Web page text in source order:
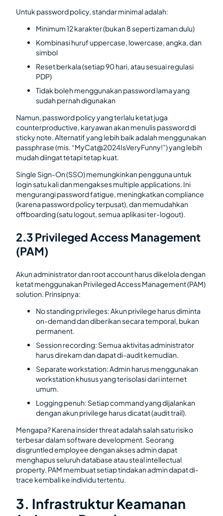
Untuk password policy, standar minimal adalah:
Minimum 12 karakter (bukan 8 seperti zaman dulu)
Kombinasi huruf uppercase, lowercase, angka, dan
simbol
Reset berkala (setiap 90 hari, atau sesuai regulasi
PDP)
Tidak boleh menggunakan password lama yang
sudah pernah digunakan
Namun, password policy yang terlalu ketat juga
counterproductive, karyawan akan menulis password di
sticky note. Alternatif yang lebih baik adalah menggunakan
passphrase (mis. “MyCat@2024IsVeryFunny!”) yang lebih
mudah diingat tetapi tetap kuat.
Single Sign-On (SSO) memungkinkan pengguna untuk
login satu kali dan mengakses multiple applications. Ini
mengurangi password fatigue, meningkatkan compliance
(karena password policy terpusat), dan memudahkan
offboarding (satu logout, semua aplikasi ter-logout).
2.3 Privileged Access Management
(PAM)
Akun administrator dan root account harus dikelola dengan
ketat menggunakan Privileged Access Management (PAM)
solution. Prinsipnya:
No standing privileges: Akun privilege harus diminta
on-demand dan diberikan secara temporal, bukan
permanent.
Session recording: Semua aktivitas administrator
harus direkam dan dapat di-audit kemudian.
Separate workstation: Admin harus menggunakan
workstation khusus yang terisolasi dari internet
umum.
Logging penuh: Setiap command yang dijalankan
dengan akun privilege harus dicatat (audit trail).
Mengapa? Karena insider threat adalah salah satu risiko
terbesar dalam software development. Seorang
disgruntled employee dengan akses admin dapat
menghapus seluruh database atau steal intellectual
property. PAM membuat setiap tindakan admin dapat di-
trace kembali ke individu tertentu.
3. Infrastruktur Keamanan